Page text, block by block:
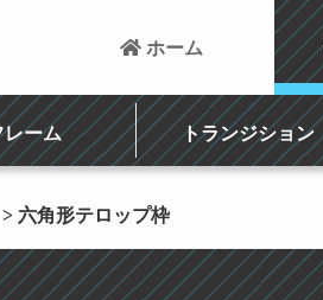
 ホーム
レーム トランジション
> 六角形テロップ枠